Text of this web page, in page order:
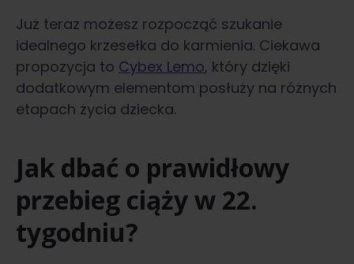
Już teraz możesz rozpocząć szukanie
idealnego krzesełka do karmienia. Ciekawa
propozycja to Cybex Lemo, który dzięki
dodatkowym elementom posłuży na różnych
etapach życia dziecka.
Jak dbać o prawidłowy
przebieg ciąży w 22.
tygodniu?